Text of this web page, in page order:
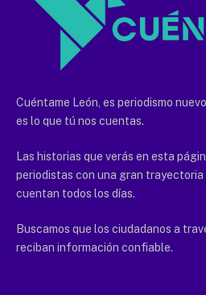
Cuéntame León, es periodismo
es lo que tú nos cuentas.
Las historias que verás en esta
periodistas con una gran trayectoria
cuentan todos los días.
Buscamos que los ciudadanos a
reciban información confiable.